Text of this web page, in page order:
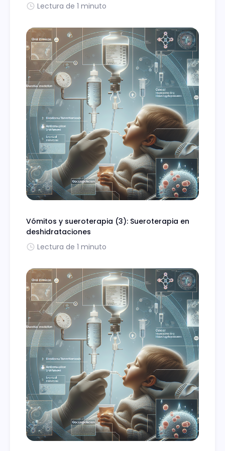
Lectura de 1 minuto
Vómitos y sueroterapia (3): Sueroterapia en
deshidrataciones
Lectura de 1 minuto